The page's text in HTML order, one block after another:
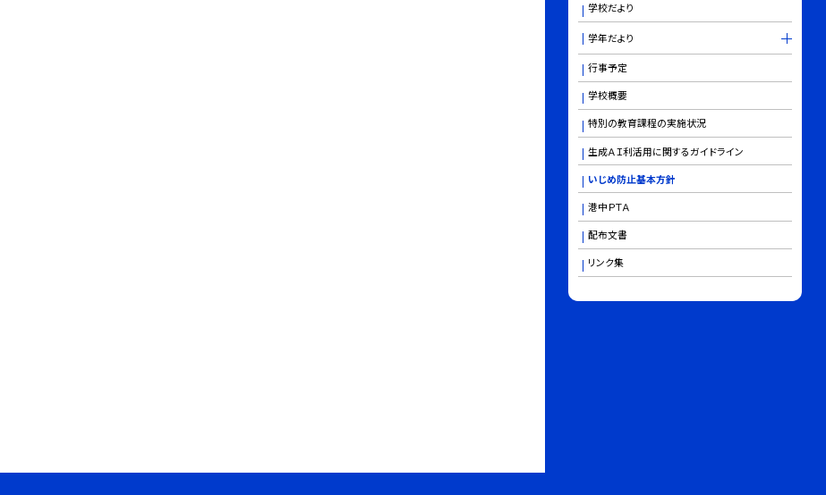
学校だより
学年だより
行事予定
学校概要
特別の教育課程の実施状況
生成ＡＩ利活用に関するガイドライン
いじめ防止基本方針
港中ＰＴＡ
配布文書
リンク集